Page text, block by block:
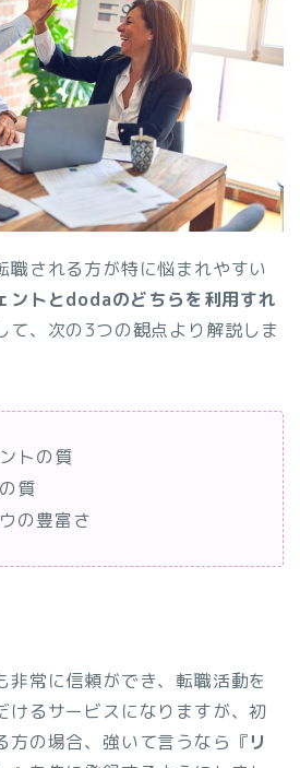
職される方が特に悩まれやすい
ントとdodaのどちらを利用すれ
て、次の3つの観点より解説しま
トの質
質
の豊富さ
非常に信頼ができ、転職活動を
けるサービスになりますが、初
方の場合、強いて言うなら『リ